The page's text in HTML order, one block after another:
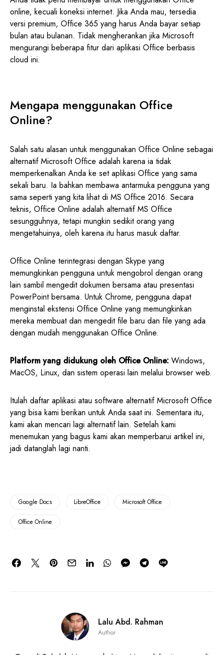
online, kecuali koneksi internet. Jika Anda mau, tersedia
versi premium, Office 365 yang harus Anda bayar setiap
bulan atau bulanan. Tidak mengherankan jika Microsoft
mengurangi beberapa fitur dari aplikasi Office berbasis
cloud ini.
Mengapa menggunakan Office
Online?
Salah satu alasan untuk menggunakan Office Online sebagai
alternatif Microsoft Office adalah karena ia tidak
memperkenalkan Anda ke set aplikasi Office yang sama
sekali baru. Ia bahkan membawa antarmuka pengguna yang
sama seperti yang kita lihat di MS Office 2016. Secara
teknis, Office Online adalah alternatif MS Office
sesungguhnya, tetapi mungkin sedikit orang yang
mengetahuinya, oleh karena itu harus masuk daftar.
Office Online terintegrasi dengan Skype yang
memungkinkan pengguna untuk mengobrol dengan orang
lain sambil mengedit dokumen bersama atau presentasi
PowerPoint bersama. Untuk Chrome, pengguna dapat
menginstal ekstensi Office Online yang memungkinkan
mereka membuat dan mengedit file baru dan file yang ada
dengan mudah menggunakan Office Online.
Platform yang didukung oleh Office Online: Windows,
MacOS, Linux, dan sistem operasi lain melalui browser web.
Itulah daftar aplikasi atau software alternatif Microsoft Office
yang bisa kami berikan untuk Anda saat ini. Sementara itu,
kami akan mencari lagi alternatif lain. Setelah kami
menemukan yang bagus kami akan memperbarui artikel ini,
jadi datanglah lagi nanti.
Google Docs LibreOffice Microsoft Office
Office Online
Lalu Abd. Rahman
Author